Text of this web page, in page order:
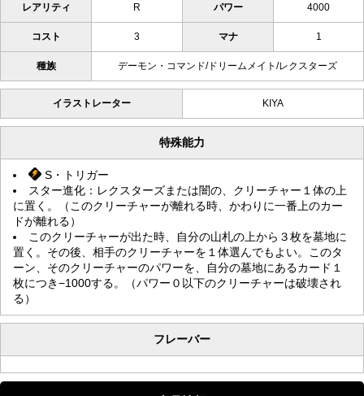
レアリティ R パワー 4000
コスト 3 マナ 1
種族 デーモン・コマンド/ドリームメイト/レクスターズ
イラストレーター KIYA
特殊能力
S・トリガー
スター進化：レクスターズまたは闇の、クリーチャー１体の上
に置く。（このクリーチャーが離れる時、かわりに一番上のカー
ドが離れる）
このクリーチャーが出た時、自分の山札の上から３枚を墓地に
置く。その後、相手のクリーチャーを１体選んでもよい。このタ
ーン、そのクリーチャーのパワーを、自分の墓地にあるカード１
枚につき−1000する。（パワー０以下のクリーチャーは破壊され
る）
フレーバー